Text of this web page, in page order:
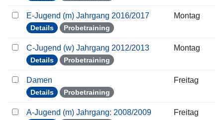
E-Jugend (m) Jahrgang 2016/2017
Details Probetraining
Montag
C-Jugend (w) Jahrgang 2012/2013
Details Probetraining
Montag
Damen
Details Probetraining
Freitag
A-Jugend (m) Jahrgang: 2008/2009 Freitag